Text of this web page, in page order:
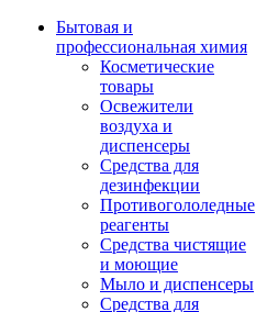
Бытовая и
профессиональная химия
Косметические
товары
Освежители
воздуха и
диспенсеры
Средства для
дезинфекции
Противогололедные
реагенты
Средства чистящие
и моющие
Мыло и диспенсеры
Средства для